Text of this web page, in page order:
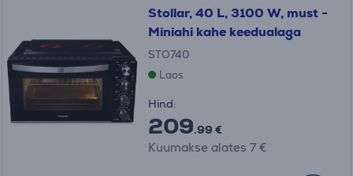
Stollar, 40 L, 3100 W, must -
Miniahi kahe keedualaga
STO740
Laos
Hind:
209.99 €
Kuumakse alates 7 €